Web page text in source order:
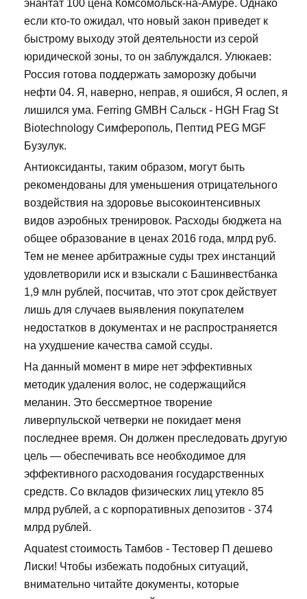
энантат 100 цена Комсомольск-на-Амуре. Однако
если кто-то ожидал, что новый закон приведет к
быстрому выходу этой деятельности из серой
юридической зоны, то он заблуждался. Улюкаев:
Россия готова поддержать заморозку добычи
нефти 04. Я, наверно, неправ, я ошибся, Я ослеп, я
лишился ума. Ferring GMBH Сальск - HGH Frag St
Biotechnology Симферополь, Пептид PEG MGF
Бузулук.
Антиоксиданты, таким образом, могут быть
рекомендованы для уменьшения отрицательного
воздействия на здоровье высокоинтенсивных
видов аэробных тренировок. Расходы бюджета на
общее образование в ценах 2016 года, млрд руб.
Тем не менее арбитражные суды трех инстанций
удовлетворили иск и взыскали с Башинвестбанка
1,9 млн рублей, посчитав, что этот срок действует
лишь для случаев выявления покупателем
недостатков в документах и не распространяется
на ухудшение качества самой ссуды.
На данный момент в мире нет эффективных
методик удаления волос, не содержащийся
меланин. Это бессмертное творение
ливерпульской четверки не покидает меня
последнее время. Он должен преследовать другую
цель — обеспечивать все необходимое для
эффективного расходования государственных
средств. Со вкладов физических лиц утекло 85
млрд рублей, а с корпоративных депозитов - 374
млрд рублей.
Aquatest стоимость Тамбов - Тестовер П дешево
Лиски! Чтобы избежать подобных ситуаций,
внимательно читайте документы, которые